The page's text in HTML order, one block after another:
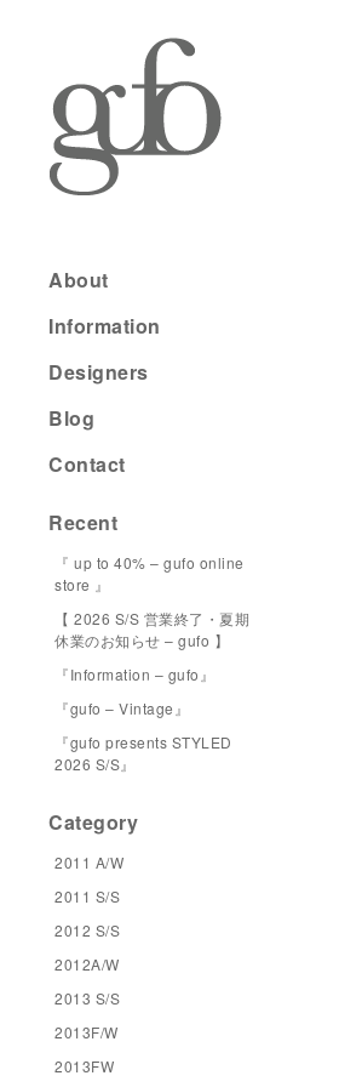
About
Information
Designers
Blog
Contact
Recent
『 up to 40% – gufo online
store 』
【 2026 S/S 営業終了・夏期
休業のお知らせ – gufo 】
『Information – gufo』
『gufo – Vintage』
『gufo presents STYLED
2026 S/S』
Category
2011 A/W
2011 S/S
2012 S/S
2012A/W
2013 S/S
2013F/W
2013FW